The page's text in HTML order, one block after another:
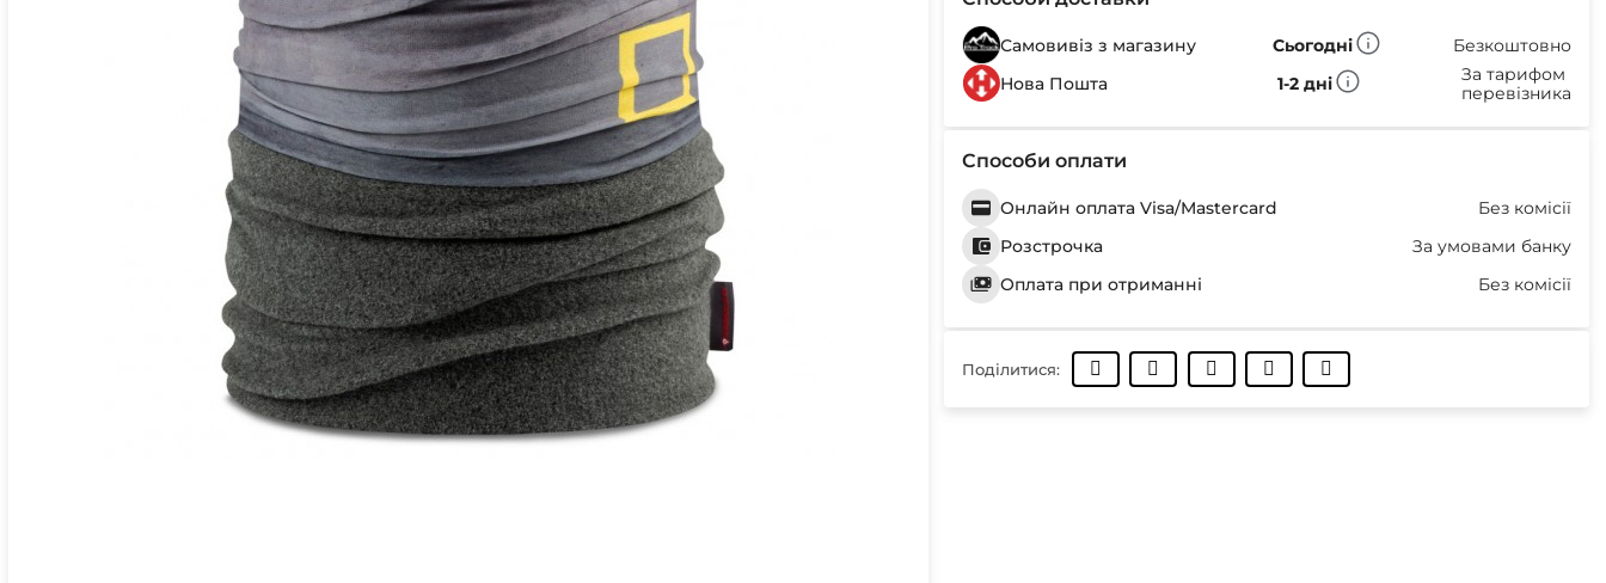
Самовивіз з магазину Сьогодні
Безкоштовно
Нова Пошта
1-2 дні
За тарифом
перевізника
Способи оплати
Онлайн оплата Visa/Mastercard
Без комісії
Розстрочка
За умовами банку
Оплата при отриманні
Без комісії
Поділитися: